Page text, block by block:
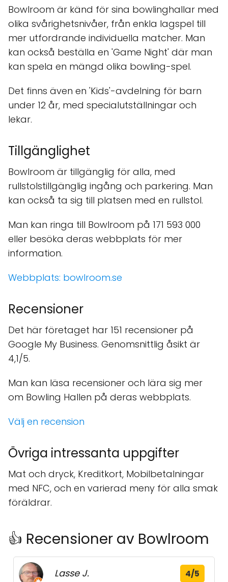
Bowlroom är känd för sina bowlinghallar med
olika svårighetsnivåer, från enkla lagspel till
mer utfordrande individuella matcher. Man
kan också beställa en 'Game Night' där man
kan spela en mängd olika bowling-spel.
Det finns även en 'Kids'-avdelning för barn
under 12 år, med specialutställningar och
lekar.
Tillgänglighet
Bowlroom är tillgänglig för alla, med
rullstolstillgänglig ingång och parkering. Man
kan också ta sig till platsen med en rullstol.
Man kan ringa till Bowlroom på 171 593 000
eller besöka deras webbplats för mer
information.
Webbplats: bowlroom.se
Recensioner
Det här företaget har 151 recensioner på
Google My Business. Genomsnittlig åsikt är
4,1/5.
Man kan läsa recensioner och lära sig mer
om Bowling Hallen på deras webbplats.
Välj en recension
Övriga intressanta uppgifter
Mat och dryck, Kreditkort, Mobilbetalningar
med NFC, och en varierad meny för alla smak
föräldrar.
👍 Recensioner av Bowlroom
Lasse J. 4/5